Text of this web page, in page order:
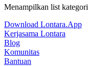
Menampilkan list kategori
Download Lontara.App
Kerjasama Lontara
Blog
Komunitas
Bantuan